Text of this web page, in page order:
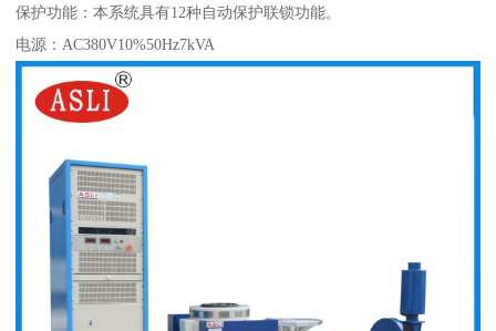
保护功能：本系统具有12种自动保护联锁功能。
电源：AC380V10%50Hz7kVA